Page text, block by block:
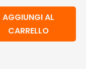
AGGIUNGI AL
CARRELLO